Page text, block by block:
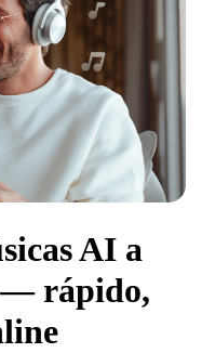
AI a
rápido,